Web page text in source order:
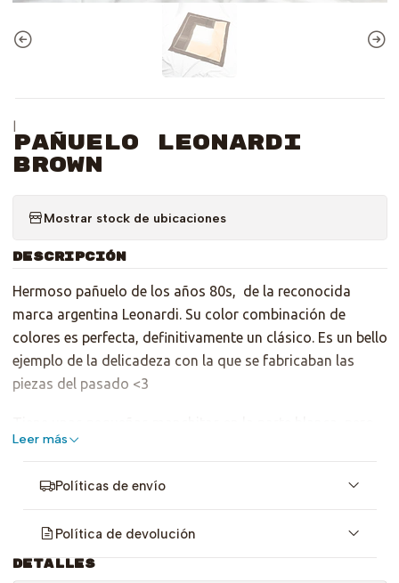
|
Pañuelo Leonardi
Brown
Mostrar stock de ubicaciones
DESCRIPCIÓN
Hermoso pañuelo de los años 80s, de la reconocida
marca argentina Leonardi. Su color combinación de
colores es perfecta, definitivamente un clásico. Es un bello
ejemplo de la delicadeza con la que se fabricaban las
piezas del pasado <3
nada detiene su hermosura! <3
Leer más
Políticas de envío
Política de devolución
DETALLES